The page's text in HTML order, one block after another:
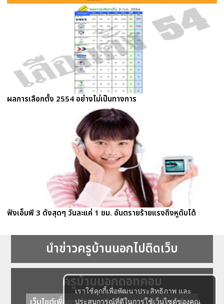
เราใช้คุกกี้เพื่อพัฒนาประสิทธิภาพ และ
ประสบการณ์ที่ดีในการใช้เว็บไซต์ของคุณ
ผลการเลือกตั้ง 2554 อย่างไม่เป็นทางการ
ฟังเอ็มพี 3 ดังสุดๆ วันละแค่ 1 ชม. อันตรายร้ายแรงถึงหูดับได้
นำข่าวครูบ้านนอกไปติดเว็บ
ครูบ้านนอกดอทคอม